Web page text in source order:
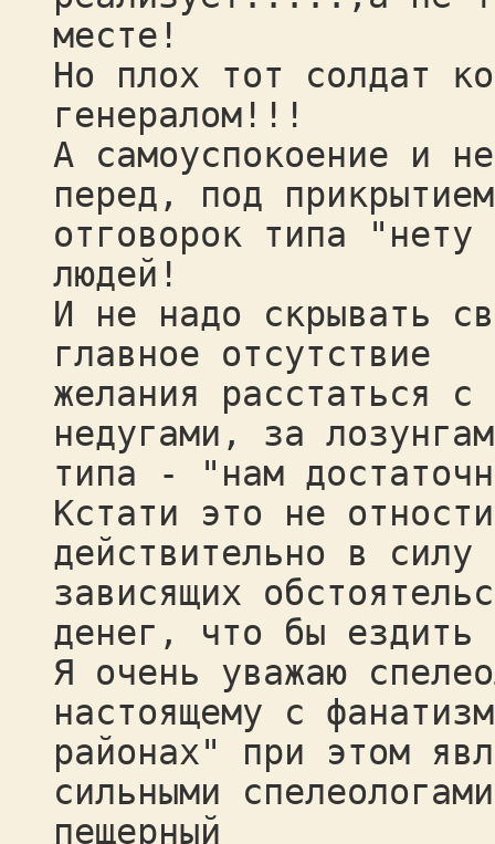
месте!
Но плох тот солдат
генералом!!!
А самоуспокоение и
перед, под прикрытием
отговорок типа
людей!
И не надо скрывать
главное отсутствие
желания расстаться с
недугами, за
типа - "нам
Кстати это не
действительно в
зависящих
денег, что бы
Я очень уважаю
настоящему с
районах" при этом
сильными
пещерный